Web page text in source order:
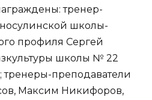
тренер-
школы-
профиля Сергей
школы № 22
тренеры-преподаватели
Максим Никифоров,